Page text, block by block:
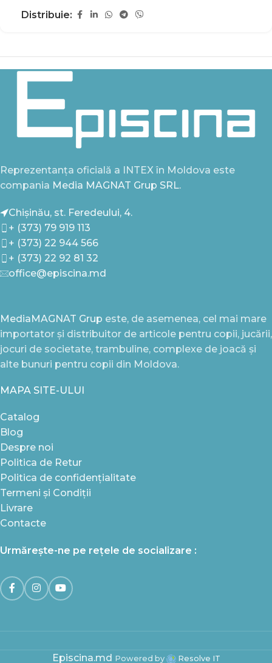
Distribuie:
Reprezentanța oficială a INTEX în Moldova este
compania Media MAGNAT Grup SRL.
Chișinău, st. Feredeului, 4.
+ (373) 79 919 113
+ (373) 22 944 566
+ (373) 22 92 81 32
office@episcina.md
MediaMAGNAT Grup este, de asemenea, cel mai mare
importator și distribuitor de articole pentru copii, jucării,
jocuri de societate, trambuline, complexe de joacă și
alte bunuri pentru copii din Moldova.
MAPA SITE-ULUI
Catalog
Blog
Despre noi
Politica de Retur
Politica de confidențialitate
Termeni și Condiții
Livrare
Contacte
Urmărește-ne pe rețele de socializare :
Episcina.md Powered by Resolve IT